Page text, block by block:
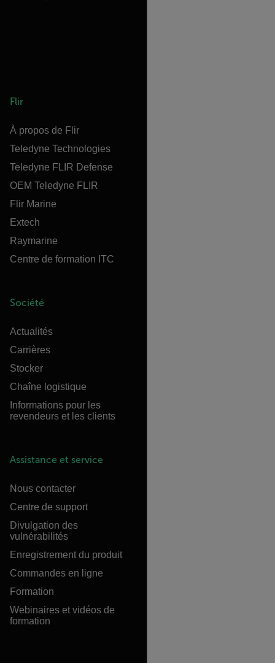
Flir
À propos de Flir
Teledyne Technologies
Teledyne FLIR Defense
OEM Teledyne FLIR
Flir Marine
Extech
Raymarine
Centre de formation ITC
Société
Actualités
Carrières
Stocker
Chaîne logistique
Informations pour les
revendeurs et les clients
Assistance et service
Nous contacter
Centre de support
Divulgation des
vulnérabilités
Enregistrement du produit
Commandes en ligne
Formation
Webinaires et vidéos de
formation